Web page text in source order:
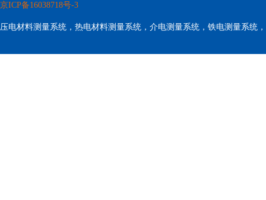
京ICP备16038718号-3
压电材料测量系统，热电材料测量系统，介电测量系统，铁电测量系统